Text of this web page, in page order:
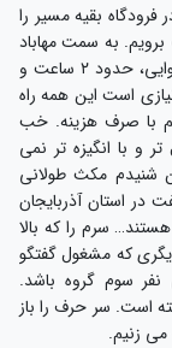
بقیه مسیر را
جنوب برویم. به سمت مهاباد
و بعد هم بوکان، علاوه بر مسیر یک ساعت و ربع هوایی، حدود ۲ ساعت و
است این همه راه
صرف هزینه. خب
انگیزه تر نمی
مکث طولانی
استان آذربایجان
سرم را که بالا
که مشغول گفتگو
سوم گروه باشد.
سر حرف را باز
زنیم.